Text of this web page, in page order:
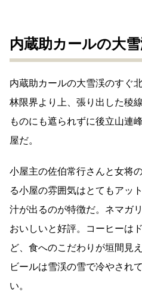
内蔵助カールの大
内蔵助カールの大雪渓のすぐ
林限界より上、張り出した稜
ものにも遮られずに後立山連
屋だ。
小屋主の佐伯常行さんと女将
る小屋の雰囲気はとてもアッ
汁が出るのが特徴だ。ネマガ
おいしいと好評。コーヒーは
ど、食へのこだわりが垣間見
ビールは雪渓の雪で冷やされ
い。